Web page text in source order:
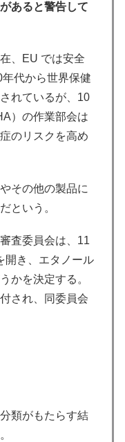
あると警告して
、EU では安全
代から世界保健
れているが、10
）の作業部会は
のリスクを高め
その他の製品に
という。
査委員会は、11
開き、エタノール
かを決定する。
され、同委員会
類がもたらす結